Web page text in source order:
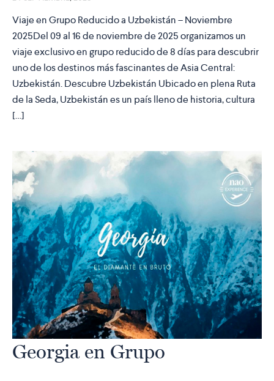
Viaje en Grupo Reducido a Uzbekistán – Noviembre
2025Del 09 al 16 de noviembre de 2025 organizamos un
viaje exclusivo en grupo reducido de 8 días para descubrir
uno de los destinos más fascinantes de Asia Central:
Uzbekistán. Descubre Uzbekistán Ubicado en plena Ruta
de la Seda, Uzbekistán es un país lleno de historia, cultura
[…]
Georgia en Grupo